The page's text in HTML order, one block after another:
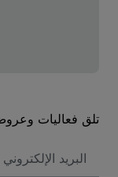
تلق فعاليات
الاكتروني